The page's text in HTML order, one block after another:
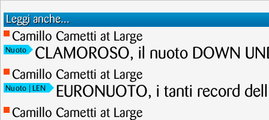
Leggi anche...
Camillo Cametti at Large
Nuoto CLAMOROSO, il nuoto DOWN
Camillo Cametti at Large
Nuoto | LEN EURONUOTO, i tanti record
Camillo Cametti at Large